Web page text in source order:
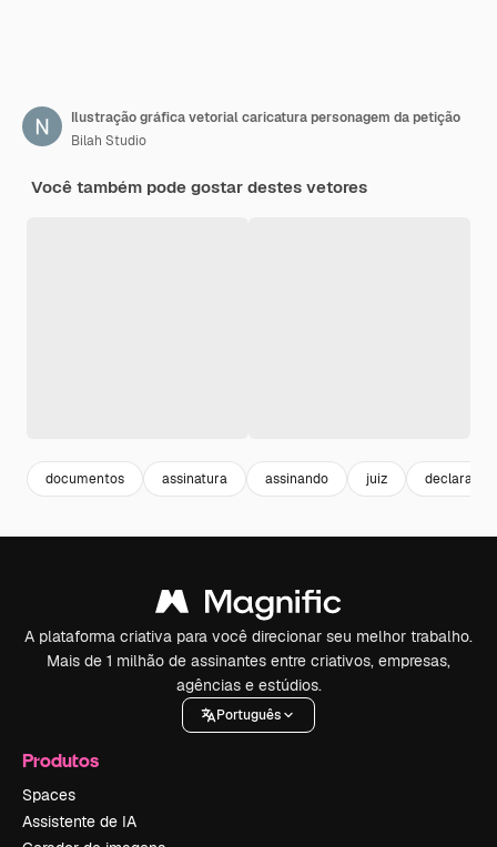
Ilustração gráfica vetorial caricatura personagem da petição
Bilah Studio
Você também pode gostar destes vetores
documentos assinatura assinando juiz declaração
A plataforma criativa para você direcionar seu melhor trabalho.
Mais de 1 milhão de assinantes entre criativos, empresas,
agências e estúdios.
Português
Produtos
Spaces
Assistente de IA